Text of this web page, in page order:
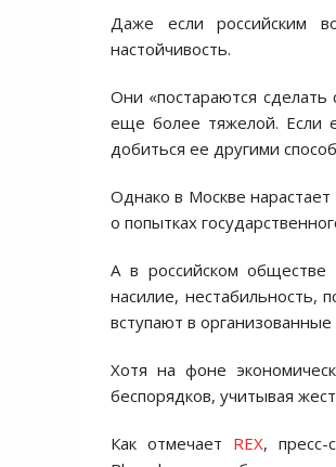
Даже если российским
настойчивость.
Они «постараются
еще более тяжелой. Если
добиться ее другими
Однако в Москве
о попытках
А в российском
насилие, нестабильность,
вступают в
Хотя на фоне
беспорядков, учитывая
Как отмечает REX,